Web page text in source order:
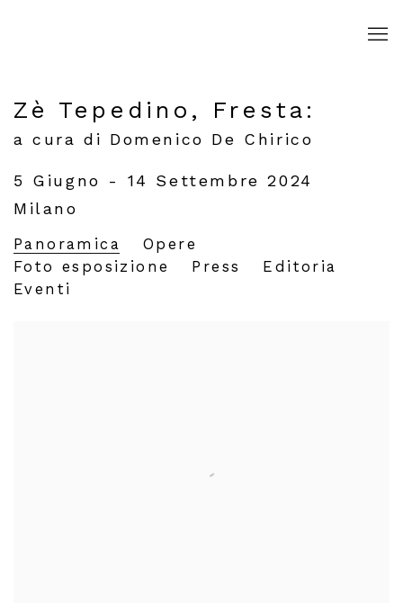
Zè Tepedino, Fresta :
a cura di Domenico De Chirico
5 Giugno - 14 Settembre 2024
Milano
Panoramica
Opere
Foto esposizione
Press
Editoria
Eventi